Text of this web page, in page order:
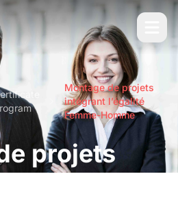
Montage de projets
intégrant l’égalité
Femme-Homme
projets